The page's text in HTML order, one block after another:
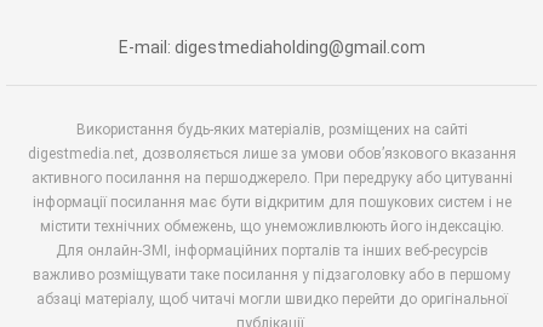
E-mail: digestmediaholding@gmail.com
Використання будь-яких матеріалів, розміщених на сайті
digestmedia.net, дозволяється лише за умови обов’язкового вказання
активного посилання на першоджерело. При передруку або цитуванні
інформації посилання має бути відкритим для пошукових систем і не
містити технічних обмежень, що унеможливлюють його індексацію.
Для онлайн-ЗМІ, інформаційних порталів та інших веб-ресурсів
важливо розміщувати таке посилання у підзаголовку або в першому
абзаці матеріалу, щоб читачі могли швидко перейти до оригінальної
публікації.